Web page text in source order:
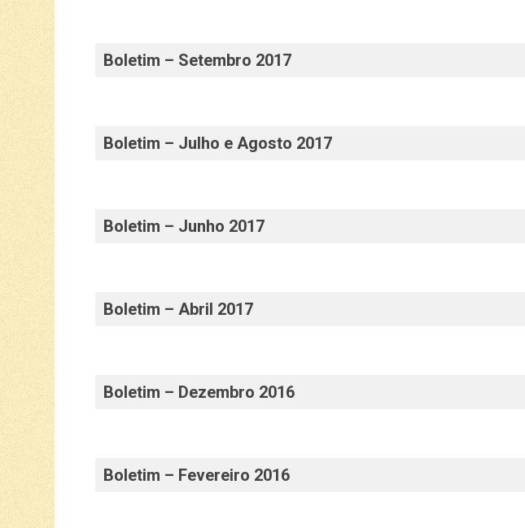
Boletim – Setembro 2017
Boletim – Julho e Agosto 2017
Boletim – Junho 2017
Boletim – Abril 2017
Boletim – Dezembro 2016
Boletim – Fevereiro 2016